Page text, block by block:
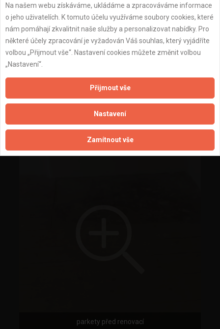
pokládka parket
parkety před renovací
Na našem webu získáváme, ukládáme a zpracováváme informace
o jeho uživatelích. K tomuto účelu využíváme soubory cookies, které
nám pomáhají zkvalitnit naše služby a personalizovat nabídky. Pro
některé účely zpracování je vyžadován Váš souhlas, který vyjádříte
volbou „Přijmout vše“. Nastavení cookies můžete změnit volbou
„Nastavení“.
Přijmout vše
Nastavení
Zamítnout vše